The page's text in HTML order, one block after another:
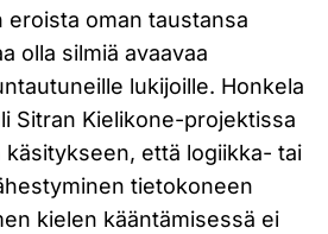
oman taustansa
olla silmiä avaavaa
lukijoille. Honkela
Sitran Kielikone-projektissa
käsitykseen, että logiikka- tai
tietokoneen
kielen kääntämisessä ei